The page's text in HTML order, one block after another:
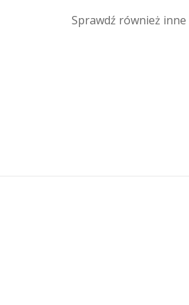
Sprawdź również inne